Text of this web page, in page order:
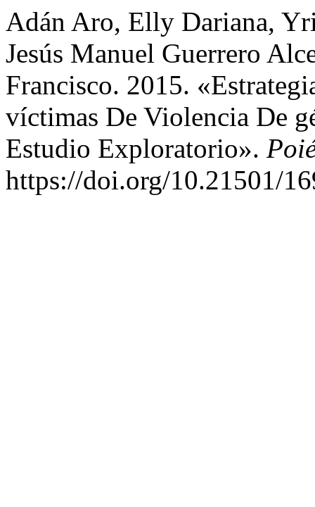
Adán Aro, Elly Dariana,
Jesús Manuel Guerrero
Francisco. 2015.
víctimas De Violencia De
Estudio Exploratorio».
https://doi.org/10.21501/